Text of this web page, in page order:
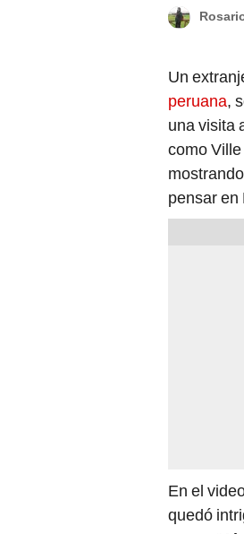
Un
peruana,
una visita
como
pensar en
En el
quedó